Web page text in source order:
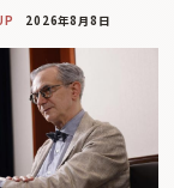
2026年8月8日